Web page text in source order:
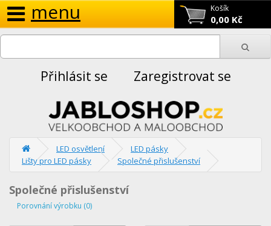
Košík
0,00 Kč
menu
Přihlásit se Zaregistrovat se
LED osvětlení
LED pásky
Lišty pro LED pásky
Společné přislušenství
Společné přislušenství
Porovnání výrobku (0)